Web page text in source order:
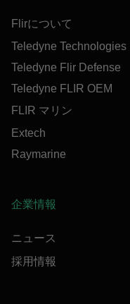
Flirについて
Teledyne Technologies
Teledyne Flir Defense
Teledyne FLIR OEM
FLIR マリン
Extech
Raymarine
企業情報
ニュース
採用情報